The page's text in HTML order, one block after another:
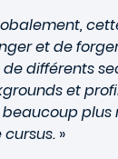
et de
différents
et
beaucoup
»